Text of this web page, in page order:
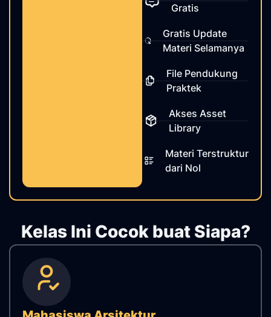
Gratis
Gratis Update
Materi Selamanya
File Pendukung
Praktek
Akses Asset
Library
Materi Terstruktur
dari Nol
Kelas Ini Cocok buat Siapa?